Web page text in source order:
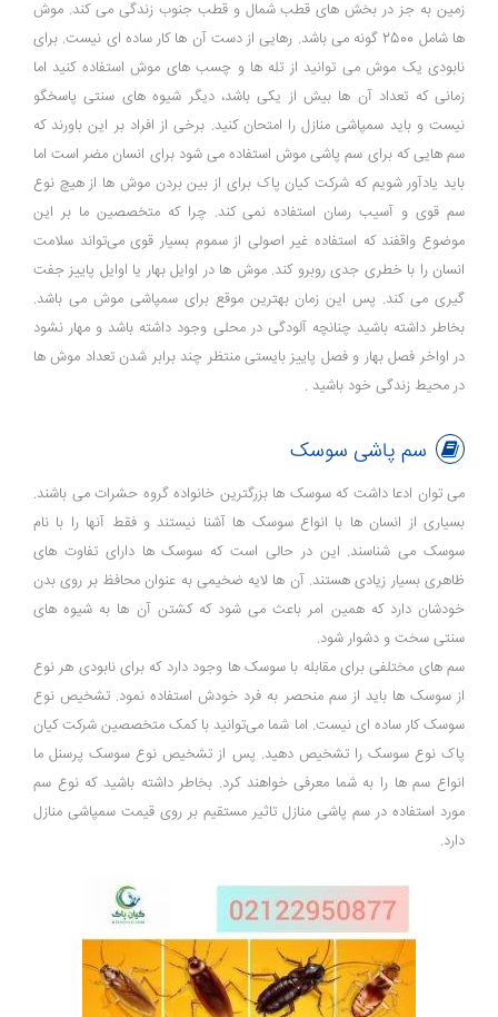
زمین به جز در بخش های قطب شمال و قطب جنوب زندگی می کند. موش
ها شامل 2500 گونه می باشد. رهایی از دست آن‌ ها کار ساده‌ ای نیست. برای
نابودی یک موش می توانید از تله ها و چسب های موش استفاده کنید اما
زمانی که تعداد آن ها بیش از یکی باشد، دیگر شیوه‌ های سنتی پاسخگو
نیست و باید سمپاشی منازل را امتحان کنید. برخی از افراد بر این باورند که
سم هایی که برای سم پاشی موش استفاده می شود برای انسان مضر است اما
باید یادآور شویم که شرکت کیان پاک برای از بین بردن موش ها از هیچ نوع
سم قوی و آسیب رسان استفاده نمی‌ کند. چرا که متخصصین ما بر این
موضوع واقفند که استفاده غیر اصولی از سموم بسیار قوی می‌تواند سلامت
انسان را با خطری جدی روبرو کند. موش ها در اوایل بهار یا اوایل پاییز جفت
گیری می کند. پس این زمان بهترین موقع برای سمپاشی موش می باشد.
بخاطر داشته باشید چنانچه آلودگی در محلی وجود داشته باشد و مهار نشود
در اواخر فصل بهار و فصل پاییز بایستی منتظر چند برابر شدن تعداد موش ها
در محیط زندگی خود باشید .
سم پاشی سوسک
می توان ادعا داشت که سوسک ها بزرگترین خانواده گروه حشرات می باشند.
بسیاری از انسان ها با انواع سوسک ها آشنا نیستند و فقط آنها را با نام
سوسک می شناسند. این در حالی است که سوسک ها دارای تفاوت های
ظاهری بسیار زیادی هستند. آن ها لایه ضخیمی به عنوان محافظ بر روی بدن
خودشان دارد که همین امر باعث می‌ شود که کشتن آن ها به شیوه های
سنتی سخت و دشوار شود.
سم های مختلفی برای مقابله با سوسک ها وجود دارد که برای نابودی هر نوع
از سوسک ها باید از سم منحصر به فرد خودش استفاده نمود. تشخیص نوع
سوسک کار ساده ای نیست. اما شما می‌توانید با کمک متخصصین شرکت کیان
پاک نوع سوسک را تشخیص دهید. پس از تشخیص نوع سوسک پرسنل ما
انواع سم ها را به شما معرفی خواهند کرد. بخاطر داشته باشید که نوع سم
مورد استفاده در سم پاشی منازل تاثیر مستقیم بر روی قیمت سمپاشی منازل
دارد.